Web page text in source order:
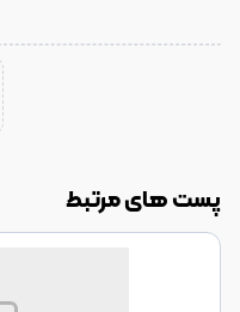
پست های مرتبط